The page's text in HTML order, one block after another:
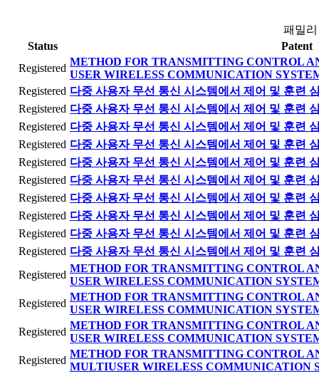
패밀
Status
Patent
Registered
METHOD FOR TRANSMITTING CONTROL
USER WIRELESS COMMUNICATION
Registered 다중 사용자 무선 통신 시스템에서 제어 및 훈련
Registered 다중 사용자 무선 통신 시스템에서 제어 및 훈련
Registered 다중 사용자 무선 통신 시스템에서 제어 및 훈련
Registered 다중 사용자 무선 통신 시스템에서 제어 및 훈련
Registered 다중 사용자 무선 통신 시스템에서 제어 및 훈련
Registered 다중 사용자 무선 통신 시스템에서 제어 및 훈련
Registered 다중 사용자 무선 통신 시스템에서 제어 및 훈련
Registered 다중 사용자 무선 통신 시스템에서 제어 및 훈련
Registered 다중 사용자 무선 통신 시스템에서 제어 및 훈련
Registered 다중 사용자 무선 통신 시스템에서 제어 및 훈련
Registered
METHOD FOR TRANSMITTING CONTROL
USER WIRELESS COMMUNICATION
Registered
METHOD FOR TRANSMITTING CONTROL
USER WIRELESS COMMUNICATION
Registered
METHOD FOR TRANSMITTING CONTROL
USER WIRELESS COMMUNICATION
Registered
METHOD FOR TRANSMITTING CONTROL
MULTIUSER WIRELESS COMMUNICATION